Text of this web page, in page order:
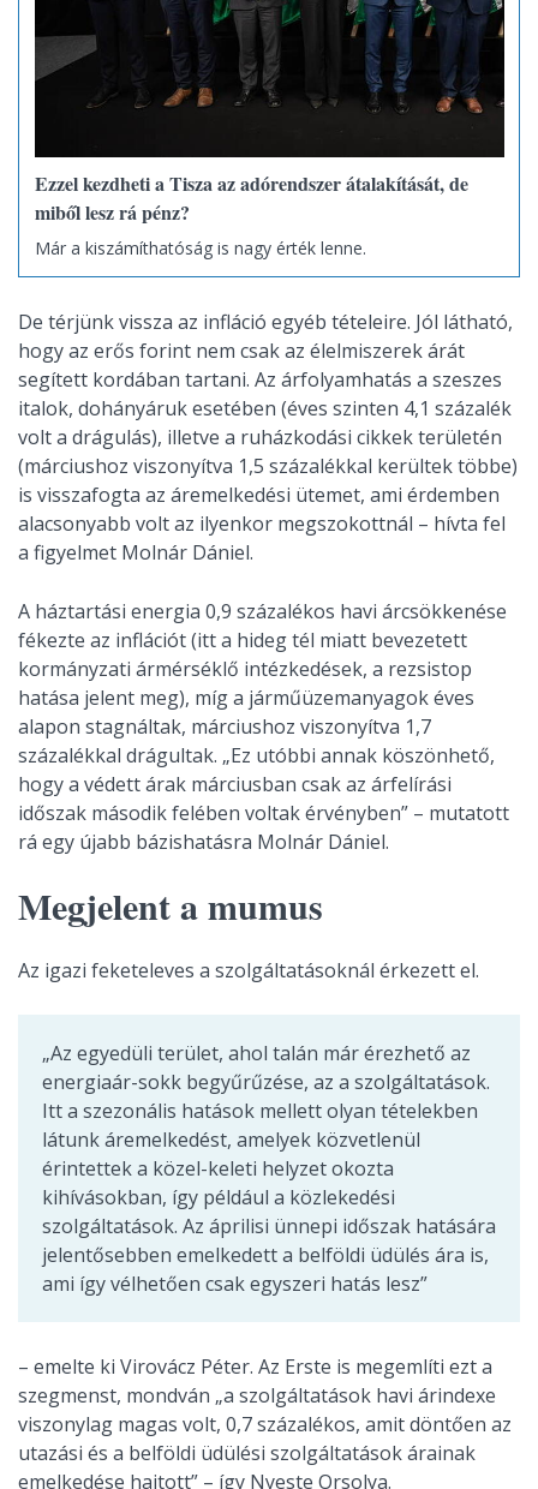
Ezzel kezdheti a Tisza az adórendszer átalakítását, de
miből lesz rá pénz?
Már a kiszámíthatóság is nagy érték lenne.
De térjünk vissza az infláció egyéb tételeire. Jól látható,
hogy az erős forint nem csak az élelmiszerek árát
segített kordában tartani. Az árfolyamhatás a szeszes
italok, dohányáruk esetében (éves szinten 4,1 százalék
volt a drágulás), illetve a ruházkodási cikkek területén
(márciushoz viszonyítva 1,5 százalékkal kerültek többe)
is visszafogta az áremelkedési ütemet, ami érdemben
alacsonyabb volt az ilyenkor megszokottnál – hívta fel
a figyelmet Molnár Dániel.
A háztartási energia 0,9 százalékos havi árcsökkenése
fékezte az inflációt (itt a hideg tél miatt bevezetett
kormányzati ármérséklő intézkedések, a rezsistop
hatása jelent meg), míg a járműüzemanyagok éves
alapon stagnáltak, márciushoz viszonyítva 1,7
százalékkal drágultak. „Ez utóbbi annak köszönhető,
hogy a védett árak márciusban csak az árfelírási
időszak második felében voltak érvényben” – mutatott
rá egy újabb bázishatásra Molnár Dániel.
Megjelent a mumus
Az igazi feketeleves a szolgáltatásoknál érkezett el.
„Az egyedüli terület, ahol talán már érezhető az
energiaár-sokk begyűrűzése, az a szolgáltatások.
Itt a szezonális hatások mellett olyan tételekben
látunk áremelkedést, amelyek közvetlenül
érintettek a közel-keleti helyzet okozta
kihívásokban, így például a közlekedési
szolgáltatások. Az áprilisi ünnepi időszak hatására
jelentősebben emelkedett a belföldi üdülés ára is,
ami így vélhetően csak egyszeri hatás lesz”
– emelte ki Virovácz Péter. Az Erste is megemlíti ezt a
szegmenst, mondván „a szolgáltatások havi árindexe
viszonylag magas volt, 0,7 százalékos, amit döntően az
utazási és a belföldi üdülési szolgáltatások árainak
emelkedése hajtott” – így Nyeste Orsolya.